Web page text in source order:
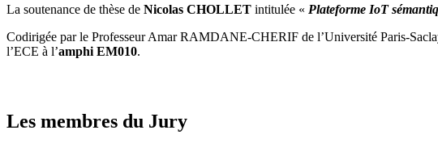
La soutenance de thèse de Nicolas CHOLLET intitulée « Plateforme IoT
Codirigée par le Professeur Amar RAMDANE-CHERIF de l’Université Paris-
l’ECE à l’amphi EM010.
Les membres du Jury